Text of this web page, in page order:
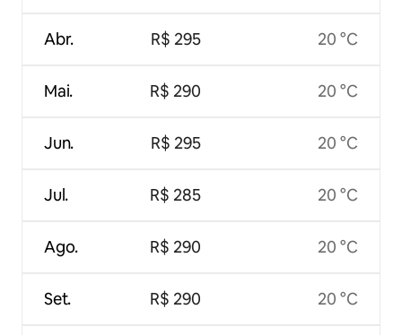
Abr.
Mai.
Jun.
Jul.
Ago.
Set.
R$ 295
R$ 290
R$ 295
R$ 285
R$ 290
R$ 290
20 °C
20 °C
20 °C
20 °C
20 °C
20 °C